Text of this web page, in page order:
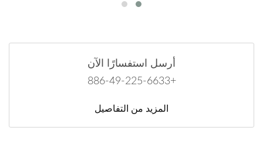
أرسل استفسارًا الآن
+886-49-225-6633
المزيد من التفاصيل